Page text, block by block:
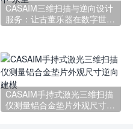
CASAIM三维扫描与逆向设计
服务：让古董乐器在数字世界
CASAIM手持式激光三维扫描
仪测量铝合金垫片外观尺寸逆